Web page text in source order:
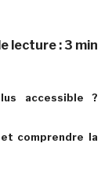
lecture : 3 min
accessible ?
comprendre la